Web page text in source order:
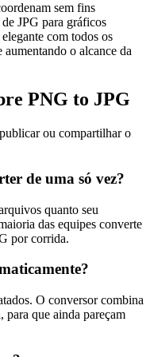
sem fins
JPG para gráficos
com todos os
o alcance da
PNG to JPG
ou compartilhar o
de uma só vez?
quanto seu
das equipes converte
por corrida.
O conversor combina
para que ainda pareçam